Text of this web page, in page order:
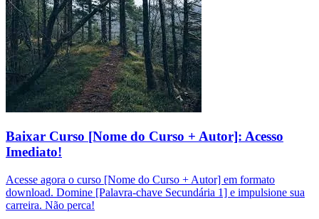
Baixar Curso [Nome do Curso + Autor]: Acesso
Imediato!
Acesse agora o curso [Nome do Curso + Autor] em formato
download. Domine [Palavra-chave Secundária 1] e impulsione sua
carreira. Não perca!